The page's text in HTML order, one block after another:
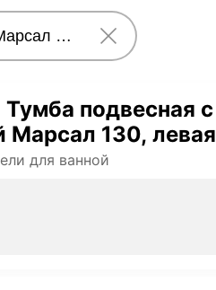
подвесная с
Марсал 130, левая
для ванной